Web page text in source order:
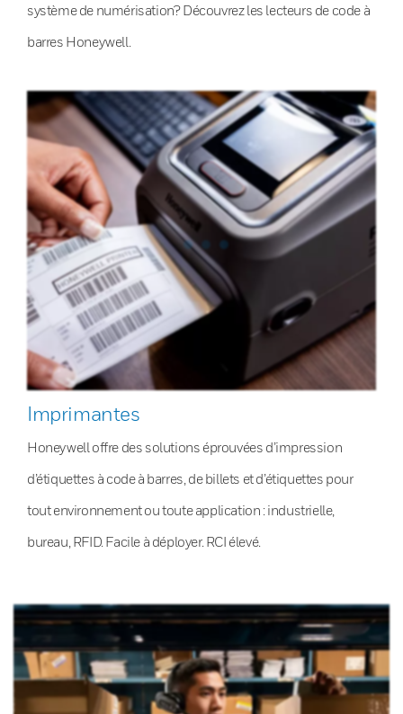
système de numérisation? Découvrez les lecteurs de code à
barres Honeywell.
Imprimantes
Honeywell offre des solutions éprouvées d’impression
d’étiquettes à code à barres, de billets et d’étiquettes pour
tout environnement ou toute application : industrielle,
bureau, RFID. Facile à déployer. RCI élevé.